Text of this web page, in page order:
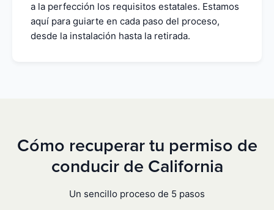
a la perfección los requisitos estatales. Estamos
aquí para guiarte en cada paso del proceso,
desde la instalación hasta la retirada.
Cómo recuperar tu permiso de
conducir de California
Un sencillo proceso de 5 pasos